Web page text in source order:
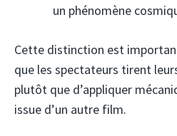
un phénomène
Cette distinction est
que les spectateurs tirent
plutôt que d’appliquer
issue d’un autre film.